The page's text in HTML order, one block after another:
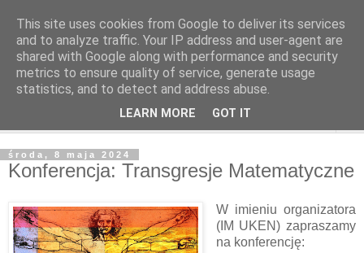
środa, 8 maja 2024
Konferencja: Transgresje Matematyczne
W imieniu organizatora
(IM UKEN) zapraszamy
na konferencję:
This site uses cookies from Google to deliver its services
and to analyze traffic. Your IP address and user-agent are
shared with Google along with performance and security
metrics to ensure quality of service, generate usage
statistics, and to detect and address abuse.
LEARN MORE GOT IT